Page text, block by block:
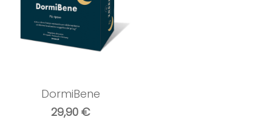
DormiBene
29,90€